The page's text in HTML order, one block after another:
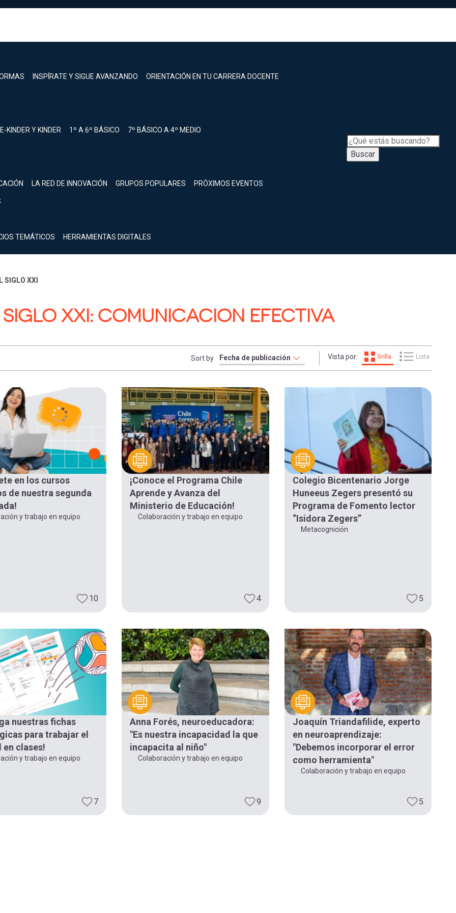
INSPÍRATE Y SIGUE AVANZANDO ORIENTACIÓN EN TU CARRERA DOCENTE
KINDER Y KINDER 1º A 6º BÁSICO 7º BÁSICO A 4º MEDIO
LA RED DE INNOVACIÓN GRUPOS POPULARES PRÓXIMOS EVENTOS
TEMÁTICOS HERRAMIENTAS DIGITALES
Buscar
SIGLO XXI
XXI: COMUNICACION EFECTIVA
Sort by Vista por: Grilla Lista
en los cursos
de nuestra segunda
y trabajo en equipo
10
¡Conoce el Programa Chile
Aprende y Avanza del
Ministerio de Educación!
Colaboración y trabajo en equipo
4
Colegio Bicentenario Jorge
Huneeus Zegers presentó su
Programa de Fomento lector
“Isidora Zegers”
Metacognición
5
nuestras fichas
para trabajar el
en clases!
y trabajo en equipo
7
Anna Forés, neuroeducadora:
"Es nuestra incapacidad la que
incapacita al niño"
Colaboración y trabajo en equipo
9
Joaquín Triandafilide, experto
en neuroaprendizaje:
"Debemos incorporar el error
como herramienta"
Colaboración y trabajo en equipo
5
Inicia sesión.